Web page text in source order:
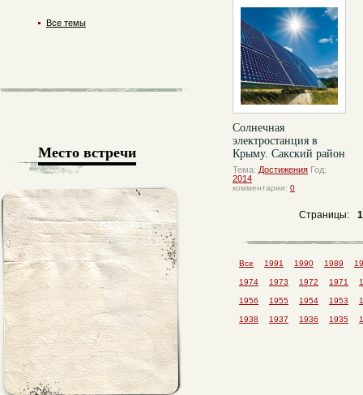
Солнечная
электростанция в
Крыму. Сакский район
Тема: Достижения Год:
2014
комментарии: 0
Страницы: 1
Все 1991 1990 1989
1974 1973 1972 1971
1956 1955 1954 1953
1938 1937 1936 1935
Все темы
Место встречи